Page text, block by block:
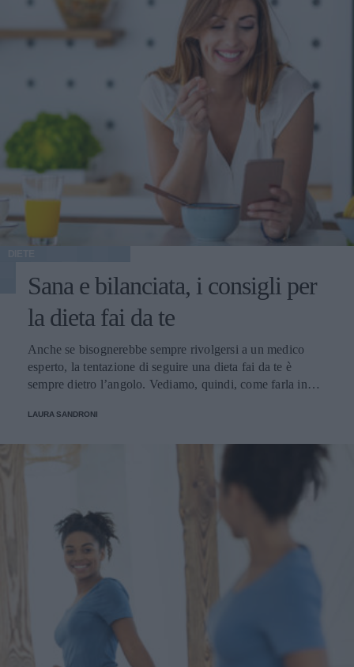
Sana e bilanciata, i consigli per
la dieta fai da te
Anche se bisognerebbe sempre rivolgersi a un medico
esperto, la tentazione di seguire una dieta fai da te è
sempre dietro l’angolo. Vediamo, quindi, come farla in
LAURA SANDRONI